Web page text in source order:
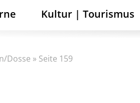
Kultur | Tourismus
Dosse » Seite 159